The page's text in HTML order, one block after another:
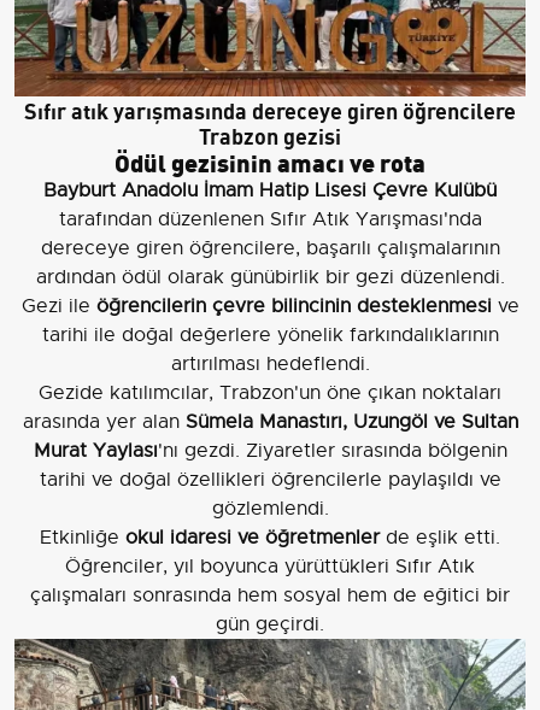
Sıfır atık yarışmasında dereceye giren öğrencilere
Trabzon gezisi
Ödül gezisinin amacı ve rota
Bayburt Anadolu İmam Hatip Lisesi Çevre Kulübü
tarafından düzenlenen Sıfır Atık Yarışması'nda
dereceye giren öğrencilere, başarılı çalışmalarının
ardından ödül olarak günübirlik bir gezi düzenlendi.
Gezi ile öğrencilerin çevre bilincinin desteklenmesive
tarihi ile doğal değerlere yönelik farkındalıklarının
artırılması hedeflendi.
Gezide katılımcılar, Trabzon'un öne çıkan noktaları
arasında yer alan Sümela Manastırı, Uzungöl ve Sultan
Murat Yaylası'nı gezdi. Ziyaretler sırasında bölgenin
tarihi ve doğal özellikleri öğrencilerle paylaşıldı ve
gözlemlendi.
Etkinliğe okul idaresi ve öğretmenlerde eşlik etti.
Öğrenciler, yıl boyunca yürüttükleri Sıfır Atık
çalışmaları sonrasında hem sosyal hem de eğitici bir
gün geçirdi.